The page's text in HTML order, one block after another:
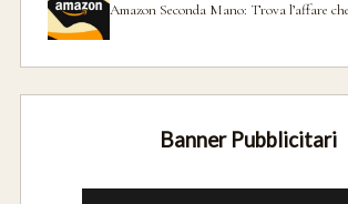
Amazon Seconda Mano: Trova l’affare
Banner Pubblicitari